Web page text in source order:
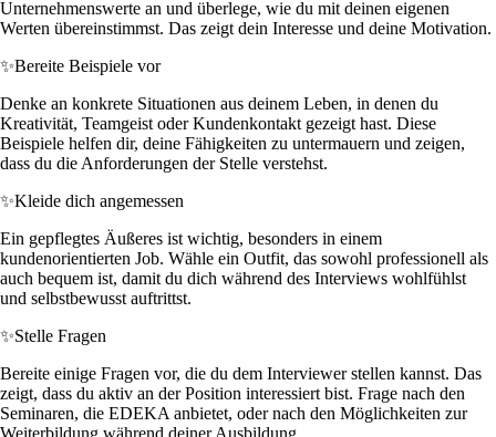
Unternehmenswerte an und überlege, wie du mit deinen eigenen
Werten übereinstimmst. Das zeigt dein Interesse und deine Motivation.
✨Bereite Beispiele vor
Denke an konkrete Situationen aus deinem Leben, in denen du
Kreativität, Teamgeist oder Kundenkontakt gezeigt hast. Diese
Beispiele helfen dir, deine Fähigkeiten zu untermauern und zeigen,
dass du die Anforderungen der Stelle verstehst.
✨Kleide dich angemessen
Ein gepflegtes Äußeres ist wichtig, besonders in einem
kundenorientierten Job. Wähle ein Outfit, das sowohl professionell als
auch bequem ist, damit du dich während des Interviews wohlfühlst
und selbstbewusst auftrittst.
✨Stelle Fragen
Bereite einige Fragen vor, die du dem Interviewer stellen kannst. Das
zeigt, dass du aktiv an der Position interessiert bist. Frage nach den
Seminaren, die EDEKA anbietet, oder nach den Möglichkeiten zur
Weiterbildung während deiner Ausbildung.